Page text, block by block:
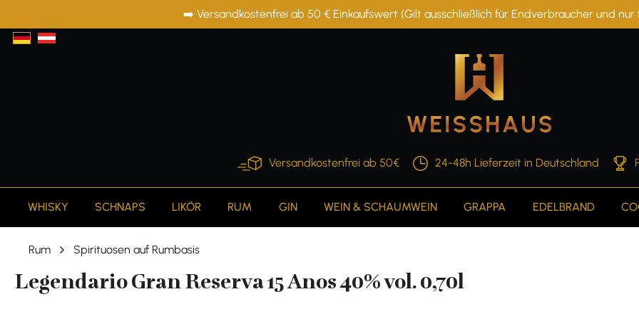
Zur Hauptnavigation springen➡️ Versandkostenfrei ab 50 € Einkaufswert (Gilt ausschließlich für Endverbraucher und
Versandkostenfrei ab 50€ 24-48h Lieferzeit in Deutschland
WHISKY SCHNAPS LIKÖR RUM GIN WEIN & SCHAUMWEIN GRAPPA EDELBRAND
Rum Spirituosen auf Rumbasis
Legendario Gran Reserva 15 Anos 40% vol. 0,70l